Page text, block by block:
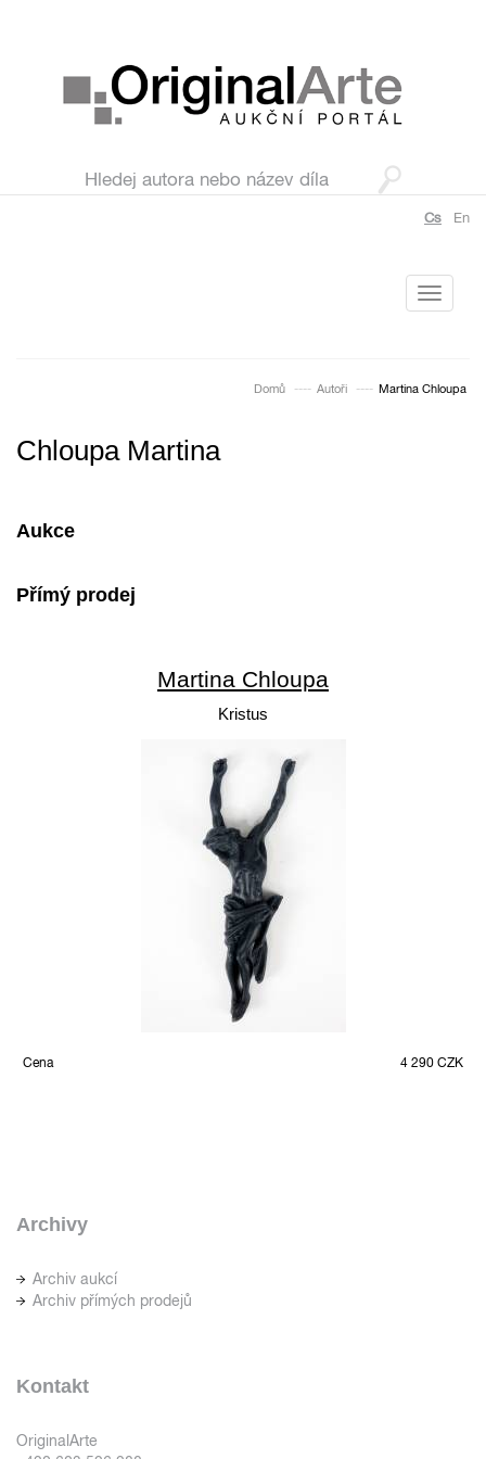
Cs En
Toggle
Domů Autoři Martina Chloupa
Chloupa Martina
Aukce
Přímý prodej
Martina Chloupa
Kristus
Cena 4 290 CZK
Archivy
Archiv aukcí
Archiv přímých prodejů
Kontakt
OriginalArte